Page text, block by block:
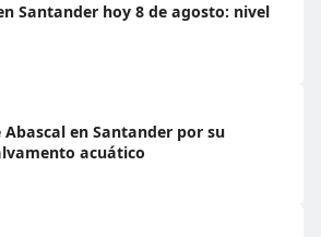
Santander hoy 8 de agosto: nivel
Abascal en Santander por su
acuático